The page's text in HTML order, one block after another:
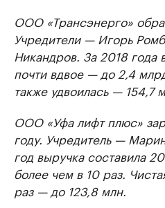
ООО «Трансэнерго»
Учредители — Игорь
Никандров. За 2018 года
почти вдвое — до 2,4
также удвоилась — 154,7
ООО «Уфа лифт плюс»
году. Учредитель —
год выручка составила
более чем в 10 раз.
раз — до 123,8 млн.